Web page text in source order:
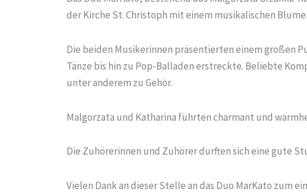
der Kirche St. Christoph mit einem musikalischen
Die beiden Musikerinnen präsentierten einem großen
Tänze bis hin zu Pop-Balladen erstreckte. Beliebte
unter anderem zu Gehör.
Malgorzata und Katharina führten charmant und
Die Zuhörerinnen und Zuhörer durften sich eine gute
Vielen Dank an dieser Stelle an das Duo MarKato zum